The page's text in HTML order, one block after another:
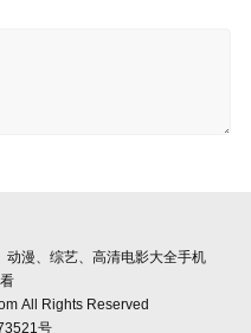
动漫、综艺、高清电影大全手机
All Rights Reserved
号